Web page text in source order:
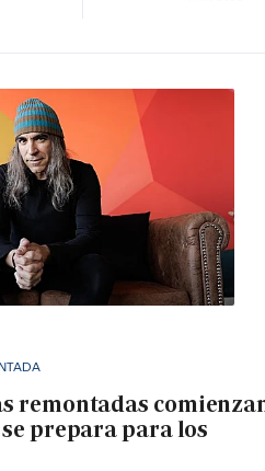
remontadas
prepara para los